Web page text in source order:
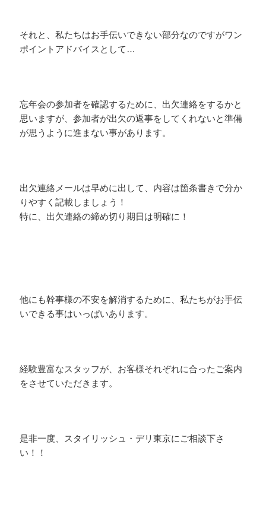
それと、私たちはお手伝いできない部分なのですがワン
ポイントアドバイスとして…
忘年会の参加者を確認するために、出欠連絡をするかと
思いますが、参加者が出欠の返事をしてくれないと準備
が思うように進まない事があります。
出欠連絡メールは早めに出して、内容は箇条書きで分か
りやすく記載しましょう！
特に、出欠連絡の締め切り期日は明確に！
他にも幹事様の不安を解消するために、私たちがお手伝
いできる事はいっぱいあります。
経験豊富なスタッフが、お客様それぞれに合ったご案内
をさせていただきます。
是非一度、スタイリッシュ・デリ東京にご相談下さ
い！！